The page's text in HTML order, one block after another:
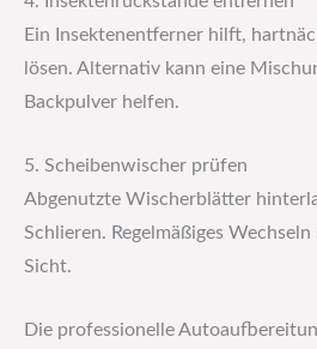
Ein Insektenentferner hilft,
lösen. Alternativ kann eine
Backpulver helfen.
5. Scheibenwischer prüfen
Abgenutzte Wischerblätter
Schlieren. Regelmäßiges
Sicht.
Die professionelle